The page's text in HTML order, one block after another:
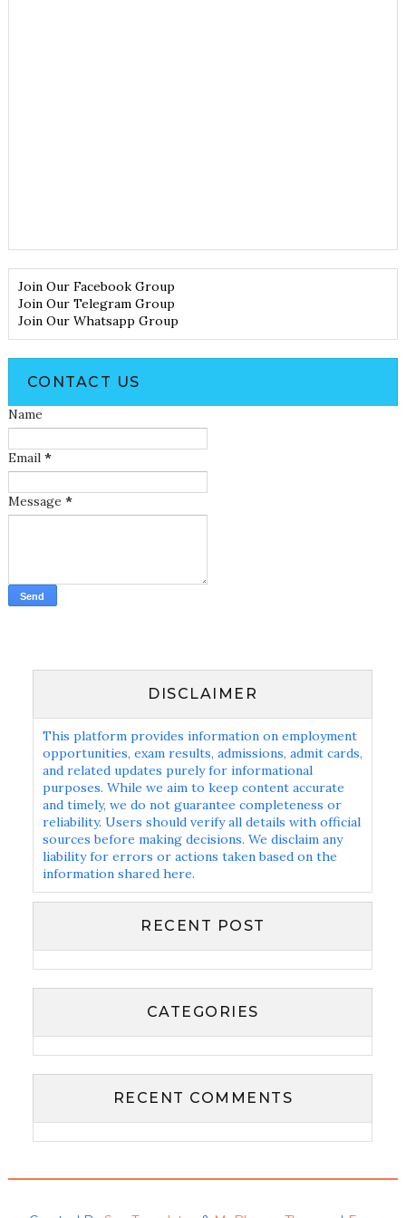
Join Our Facebook Group
Join Our Telegram Group
Join Our Whatsapp Group
CONTACT US
Name
Email *
Message *
DISCLAIMER
This platform provides information on employment
opportunities, exam results, admissions, admit cards,
and related updates purely for informational
purposes. While we aim to keep content accurate
and timely, we do not guarantee completeness or
reliability. Users should verify all details with official
sources before making decisions. We disclaim any
liability for errors or actions taken based on the
information shared here.
RECENT POST
CATEGORIES
RECENT COMMENTS